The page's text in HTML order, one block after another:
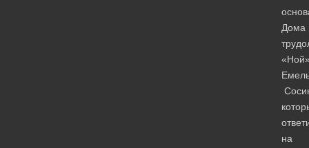
Дома
на